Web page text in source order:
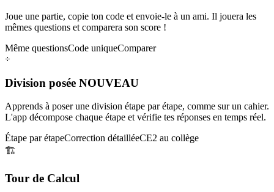
Joue une partie, copie ton code et envoie-le à un ami. Il jouera les
mêmes questions et comparera son score !
Même questionsCode uniqueComparer
÷
Division posée NOUVEAU
Apprends à poser une division étape par étape, comme sur un cahier.
L'app décompose chaque étape et vérifie tes réponses en temps réel.
Étape par étapeCorrection détailléeCE2 au collège
🏗️
Tour de Calcul